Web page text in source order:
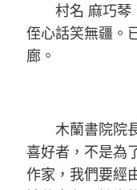
村名 麻巧琴
侄心話笑無疆。
廊。
木蘭書院院
喜好者，不是為
作家，我們要經